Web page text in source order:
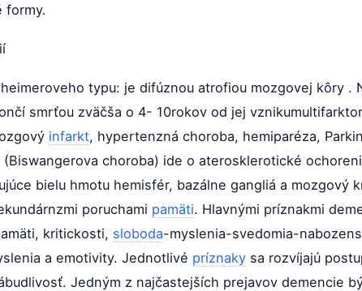
formy.
typu: je difúznou atrofiou mozgovej kôry .
smrťou zväčša o 4- 10rokov od jej
infarkt, hypertenzná choroba, hemiparéza,
choroba) ide o aterosklerotické
bielu hmotu hemisfér, bazálne gangliá a mozgový
poruchami pamäti. Hlavnými príznakmi
kritickosti, sloboda-myslenia-svedomia-
a emotivity. Jednotlivé príznaky sa rozvíjajú
Jedným z najčastejších prejavov demencie